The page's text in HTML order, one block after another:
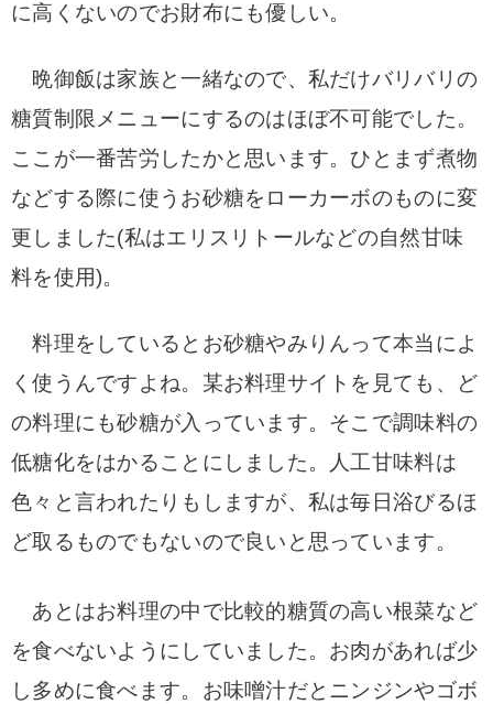
に高くないのでお財布にも優しい。
晩御飯は家族と一緒なので、私だけバリバリの
糖質制限メニューにするのはほぼ不可能でした。
ここが一番苦労したかと思います。ひとまず煮物
などする際に使うお砂糖をローカーボのものに変
更しました(私はエリスリトールなどの自然甘味
料を使用)。
料理をしているとお砂糖やみりんって本当によ
く使うんですよね。某お料理サイトを見ても、ど
の料理にも砂糖が入っています。そこで調味料の
低糖化をはかることにしました。人工甘味料は
色々と言われたりもしますが、私は毎日浴びるほ
ど取るものでもないので良いと思っています。
あとはお料理の中で比較的糖質の高い根菜など
を食べないようにしていました。お肉があれば少
し多めに食べます。お味噌汁だとニンジンやゴボ